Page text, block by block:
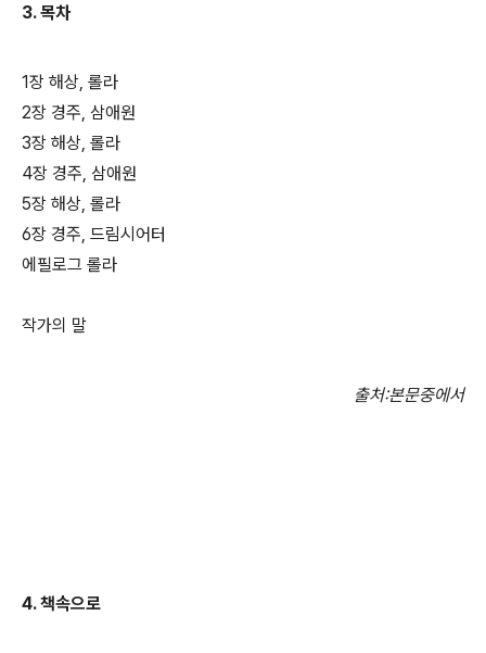
3.목차
1장 해상, 롤라
2장 경주, 삼애원
3장 해상, 롤라
4장 경주, 삼애원
5장 해상, 롤라
6장 경주, 드림시어터
에필로그 롤라
작가의 말
출처:본문중에서
4.책속으로